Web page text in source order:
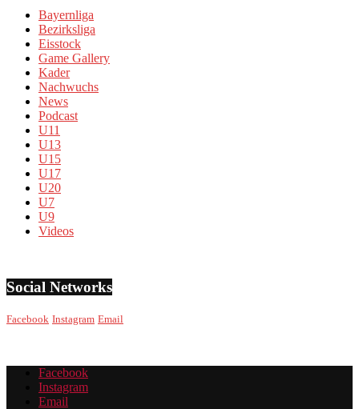
Bayernliga
Bezirksliga
Eisstock
Game Gallery
Kader
Nachwuchs
News
Podcast
U11
U13
U15
U17
U20
U7
U9
Videos
Social Networks
Facebook Instagram Email
Facebook
Instagram
Email